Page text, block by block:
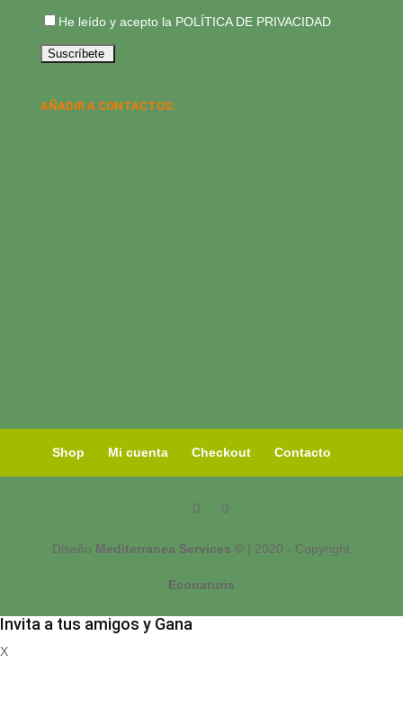
He leído y acepto la POLÍTICA DE PRIVACIDAD
AÑADIR A CONTACTOS:
Shop Mi cuenta Checkout Contacto
Diseño Mediterranea Services © | 2020 - Copyright
Econaturis
Invita a tus amigos y Gana
X